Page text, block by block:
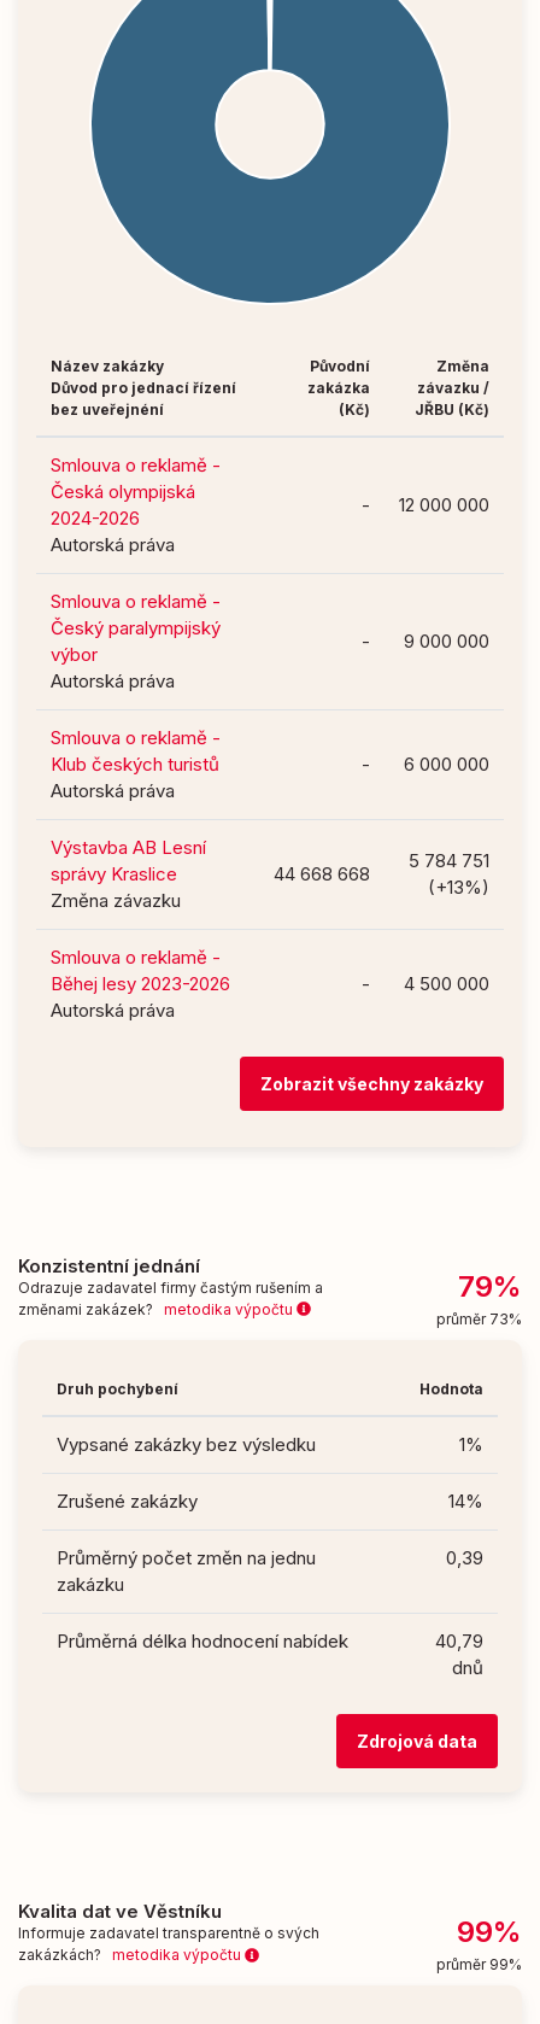
Název zakázky
Důvod pro jednací řízení
bez uveřejnéní
Původní
zakázka
(Kč)
Změna
závazku /
JŘBU (Kč)
Smlouva o reklamě -
Česká olympijská
2024-2026
Autorská práva
- 12 000 000
Smlouva o reklamě -
Český paralympijský
výbor
Autorská práva
- 9 000 000
Smlouva o reklamě -
Klub českých turistů
Autorská práva
- 6 000 000
Výstavba AB Lesní
správy Kraslice
Změna závazku
44 668 668
5 784 751
(+13%)
Smlouva o reklamě -
Běhej lesy 2023-2026
Autorská práva
- 4 500 000
Zobrazit všechny zakázky
Konzistentní jednání
Odrazuje zadavatel firmy častým rušením a
změnami zakázek? metodika výpočtu
79%
průměr 73%
Druh pochybení Hodnota
Vypsané zakázky bez výsledku 1%
Zrušené zakázky 14%
Průměrný počet změn na jednu
zakázku
0,39
Průměrná délka hodnocení nabídek
40,79
dnů
Zdrojová data
Kvalita dat ve Věstníku
Informuje zadavatel transparentně o svých
zakázkách? metodika výpočtu
99%
průměr 99%